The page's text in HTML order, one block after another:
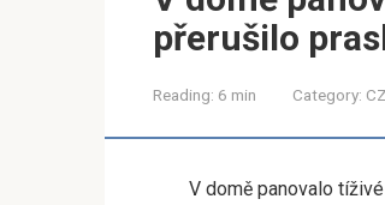
přerušilo
Reading: 6 min Category: CZ
V domě panovalo